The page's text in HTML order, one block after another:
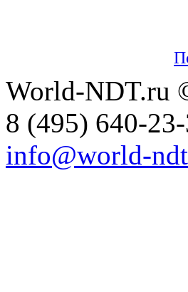
World-NDT.ru
8 (495) 640-
info@world-